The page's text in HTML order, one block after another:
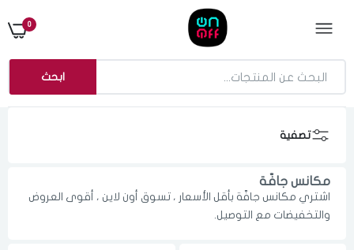
0
ابحث
تصفية
مكانس جافّة
اشتري مكانس جافّة بأقل الأسعار ، تسوق أون لاين ، أقوى العروض
والتخفيضات مع التوصيل.